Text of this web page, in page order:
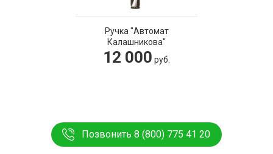
Ручка "Автомат
Калашникова"
12 000 руб.
Позвонить 8 (800) 775 41 20